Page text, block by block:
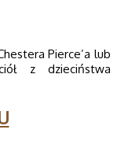
Pierce’a lub
z dzieciństwa